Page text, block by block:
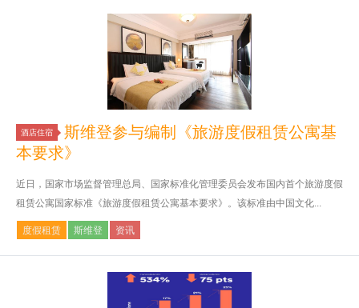
酒店住宿
斯维登参与编制《旅游度假租赁公寓基
本要求》
近日，国家市场监督管理总局、国家标准化管理委员会发布国内首个旅游度假
租赁公寓国家标准《旅游度假租赁公寓基本要求》。该标准由中国文化...
度假租赁 斯维登 资讯